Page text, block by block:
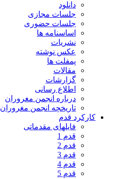
دانلود
جلسات مجازی
جلسات حضوری
اساسنامه ها
نشریات
عکس نوشته
پمفلت ها
مقالات
گزارشات
اطلاع رسانی
درباره انجمن مغروران
تاریخچه انجمن مغروران
کارکرد قدم
فایلهای مقدماتی
قدم 1
قدم 2
قدم 3
قدم 4
قدم 5